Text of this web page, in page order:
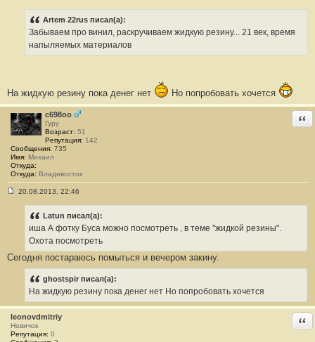
Artem 22rus писал(а):
Забываем про винил, раскручиваем жидкую резину... 21 век, время
напыляемых материалов
На жидкую резину пока денег нет Но попробовать хочется
c698oo
Гуру
Возраст: 51
Репутация: 142
Сообщения: 735
Имя: Михаил
Откуда:
Откуда: Владивосток
и
20.08.2013, 22:46
Latun писал(а):
иша А фотку Буса можно посмотреть , в теме "жидкой резины".
Охота посмотреть
Сегодня постараюсь помыться и вечером закину.
ghostspir писал(а):
На жидкую резину пока денег нет Но попробовать хочется
leonovdmitriy
Новичок
Репутация: 0